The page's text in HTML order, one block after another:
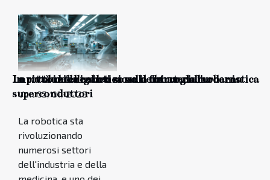
Le città intelligenti sono il futuro dell'urbanistica
La rivoluzione silenziosa dei materiali
superconduttori
Impatto della robotica sulla chirurgia moderna
Ven 03/01/2025
La robotica sta
rivoluzionando
numerosi settori
dell'industria e della